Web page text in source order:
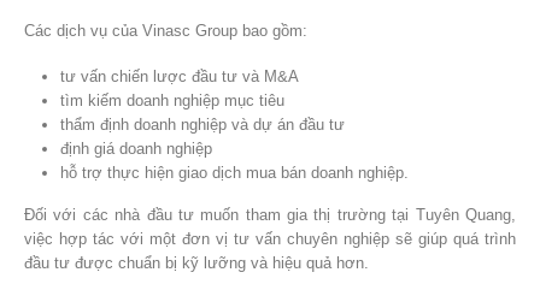
Các dịch vụ của Vinasc Group bao gồm:
tư vấn chiến lược đầu tư và M&A
tìm kiếm doanh nghiệp mục tiêu
thẩm định doanh nghiệp và dự án đầu tư
định giá doanh nghiệp
hỗ trợ thực hiện giao dịch mua bán doanh nghiệp.
Đối với các nhà đầu tư muốn tham gia thị trường tại Tuyên Quang,
việc hợp tác với một đơn vị tư vấn chuyên nghiệp sẽ giúp quá trình
đầu tư được chuẩn bị kỹ lưỡng và hiệu quả hơn.